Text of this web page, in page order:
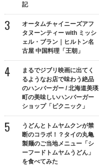
記
オータムチャイニーズアフ
タヌーンティー with ミッシ
ェル・ブラン｜ヒルトン名
古屋 中国料理「王朝」
まるでジブリ映画に出てく
るようなお店で味わう絶品
のハンバーガー / 北海道美瑛
町の美味しいハンバーガー
ショップ「ピクニック」
うどんとトムヤムクンが禁
断のコラボ！？タイの丸亀
製麺のご当地メニュー「シ
ーフードトムヤムうどん」
を食べてみた